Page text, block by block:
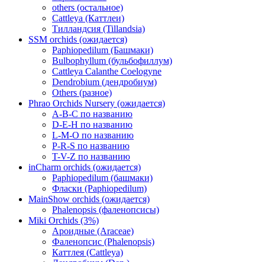
others (остальное)
Cattleya (Каттлеи)
Тилландсия (Tillandsia)
SSM orchids (ожидается)
Paphiopedilum (Башмаки)
Bulbophyllum (бульбофиллум)
Cattleya Calanthe Coelogyne
Dendrobium (дендробиум)
Others (разное)
Phrao Orchids Nursery (ожидается)
A-B-C по названию
D-E-H по названию
L-M-O по названию
P-R-S по названию
T-V-Z по названию
inCharm orchids (ожидается)
Paphiopedilum (башмаки)
Фласки (Paphiopedilum)
MainShow orchids (ожидается)
Phalenopsis (фаленопсисы)
Miki Orchids (3%)
Ароидные (Araceae)
Фаленопсис (Phalenopsis)
Каттлея (Cattleya)